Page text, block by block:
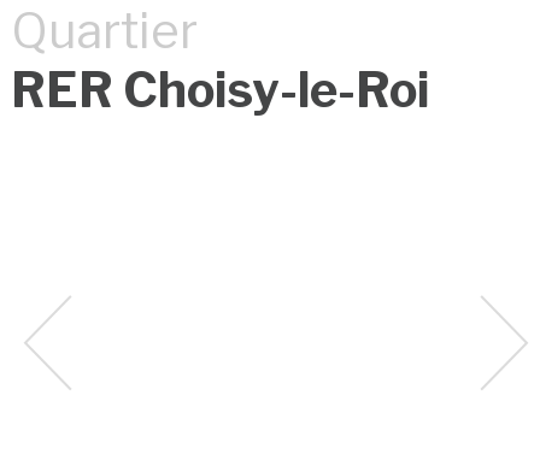
Quartier
RER Choisy-le-Roi